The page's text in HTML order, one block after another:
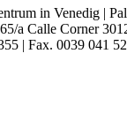
in Venedig |
a Calle Corner
| Fax. 0039 041